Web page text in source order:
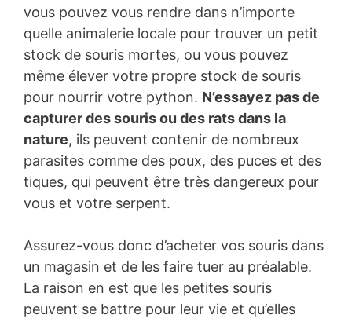
vous pouvez vous rendre dans n’importe
quelle animalerie locale pour trouver un petit
stock de souris mortes, ou vous pouvez
même élever votre propre stock de souris
pour nourrir votre python. N’essayez pas de
capturer des souris ou des rats dans la
nature, ils peuvent contenir de nombreux
parasites comme des poux, des puces et des
tiques, qui peuvent être très dangereux pour
vous et votre serpent.
Assurez-vous donc d’acheter vos souris dans
un magasin et de les faire tuer au préalable.
La raison en est que les petites souris
peuvent se battre pour leur vie et qu’elles